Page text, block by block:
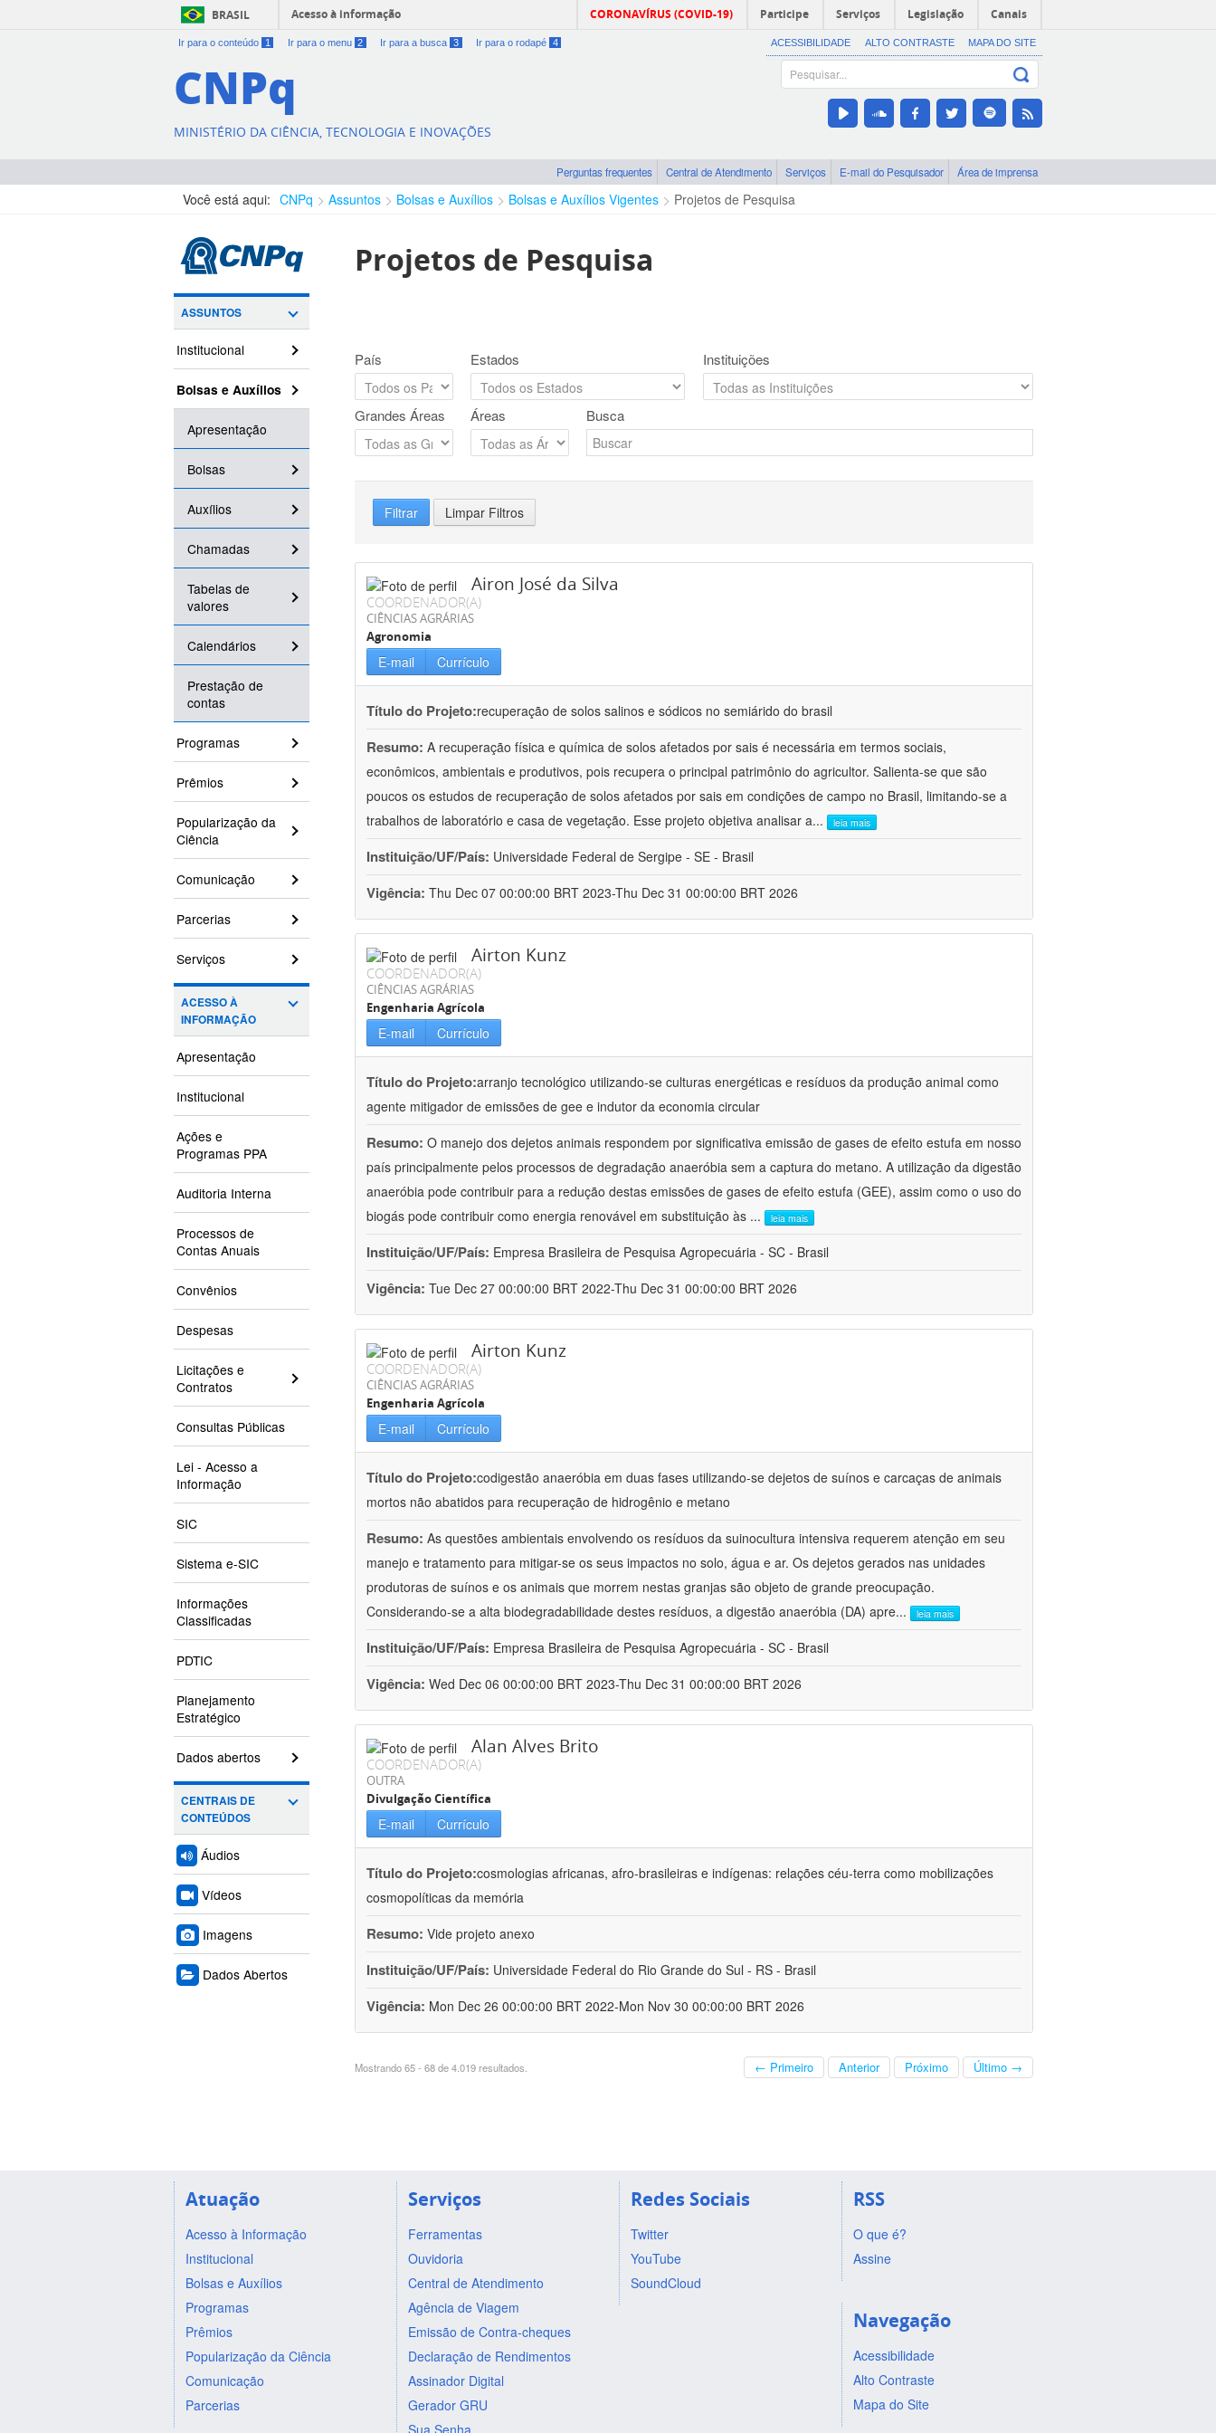
BRASIL Acesso à informação CORONAVÍRUS (COVID-19) Participe Serviços Legislação Canais
Ir para o conteúdo 1 Ir para o menu 2 Ir para a busca 3 Ir para o rodapé 4 ACESSIBILIDADE ALTO CONTRASTE MAPA DO SITE
CNPq
MINISTÉRIO DA CIÊNCIA, TECNOLOGIA E INOVAÇÕES
Perguntas frequentes Central de Atendimento Serviços E-mail do Pesquisador Área de imprensa
Você está aqui: CNPq Assuntos Bolsas e Auxílios Bolsas e Auxílios Vigentes Projetos de Pesquisa
ASSUNTOS
Institucional
Bolsas e Auxílios
Apresentação
Bolsas
Auxílios
Chamadas
Tabelas de
valores
Calendários
Prestação de
contas
Programas
Prêmios
Popularização da
Ciência
Comunicação
Parcerias
Serviços
ACESSO À
INFORMAÇÃO
Apresentação
Institucional
Ações e
Programas PPA
Auditoria Interna
Processos de
Contas Anuais
Convênios
Despesas
Licitações e
Contratos
Consultas Públicas
Lei - Acesso a
Informação
SIC
Sistema e-SIC
Informações
Classificadas
PDTIC
Planejamento
Estratégico
Dados abertos
CENTRAIS DE
CONTEÚDOS
Áudios
Vídeos
Imagens
Dados Abertos
Projetos de Pesquisa
País Estados Instituições
Grandes Áreas Áreas Busca
Filtrar Limpar Filtros
Airon José da Silva
COORDENADOR(A)
CIÊNCIAS AGRÁRIAS
Agronomia
E-mail Currículo
Título do Projeto:recuperação de solos salinos e sódicos no semiárido do brasil
Resumo: A recuperação física e química de solos afetados por sais é necessária em termos sociais,
econômicos, ambientais e produtivos, pois recupera o principal patrimônio do agricultor. Salienta-se que são
poucos os estudos de recuperação de solos afetados por sais em condições de campo no Brasil, limitando-se a
trabalhos de laboratório e casa de vegetação. Esse projeto objetiva analisar a... leia mais
Instituição/UF/País: Universidade Federal de Sergipe - SE - Brasil
Vigência: Thu Dec 07 00:00:00 BRT 2023-Thu Dec 31 00:00:00 BRT 2026
Airton Kunz
COORDENADOR(A)
CIÊNCIAS AGRÁRIAS
Engenharia Agrícola
E-mail Currículo
Título do Projeto:arranjo tecnológico utilizando-se culturas energéticas e resíduos da produção animal como
agente mitigador de emissões de gee e indutor da economia circular
Resumo: O manejo dos dejetos animais respondem por significativa emissão de gases de efeito estufa em nosso
país principalmente pelos processos de degradação anaeróbia sem a captura do metano. A utilização da digestão
anaeróbia pode contribuir para a redução destas emissões de gases de efeito estufa (GEE), assim como o uso do
biogás pode contribuir como energia renovável em substituição às ... leia mais
Instituição/UF/País: Empresa Brasileira de Pesquisa Agropecuária - SC - Brasil
Vigência: Tue Dec 27 00:00:00 BRT 2022-Thu Dec 31 00:00:00 BRT 2026
Airton Kunz
COORDENADOR(A)
CIÊNCIAS AGRÁRIAS
Engenharia Agrícola
E-mail Currículo
Título do Projeto:codigestão anaeróbia em duas fases utilizando-se dejetos de suínos e carcaças de animais
mortos não abatidos para recuperação de hidrogênio e metano
Resumo: As questões ambientais envolvendo os resíduos da suinocultura intensiva requerem atenção em seu
manejo e tratamento para mitigar-se os seus impactos no solo, água e ar. Os dejetos gerados nas unidades
produtoras de suínos e os animais que morrem nestas granjas são objeto de grande preocupação.
Considerando-se a alta biodegradabilidade destes resíduos, a digestão anaeróbia (DA) apre... leia mais
Instituição/UF/País: Empresa Brasileira de Pesquisa Agropecuária - SC - Brasil
Vigência: Wed Dec 06 00:00:00 BRT 2023-Thu Dec 31 00:00:00 BRT 2026
Alan Alves Brito
COORDENADOR(A)
OUTRA
Divulgação Científica
E-mail Currículo
Título do Projeto:cosmologias africanas, afro-brasileiras e indígenas: relações céu-terra como mobilizações
cosmopolíticas da memória
Resumo: Vide projeto anexo
Instituição/UF/País: Universidade Federal do Rio Grande do Sul - RS - Brasil
Vigência: Mon Dec 26 00:00:00 BRT 2022-Mon Nov 30 00:00:00 BRT 2026
Mostrando 65 - 68 de 4.019 resultados. ← Primeiro Anterior Próximo Último →
Atuação
Acesso à Informação
Institucional
Bolsas e Auxílios
Programas
Prêmios
Popularização da Ciência
Comunicação
Parcerias
Serviços
Ferramentas
Ouvidoria
Central de Atendimento
Agência de Viagem
Emissão de Contra-cheques
Declaração de Rendimentos
Assinador Digital
Gerador GRU
Sua Senha
Redes Sociais
Twitter
YouTube
SoundCloud
RSS
O que é?
Assine
Navegação
Acessibilidade
Alto Contraste
Mapa do Site